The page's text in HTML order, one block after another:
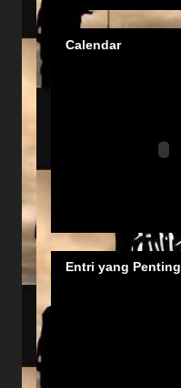
Calendar
Entri yang Penting